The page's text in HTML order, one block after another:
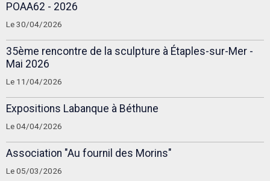
POAA62 - 2026
Le 30/04/2026
35ème rencontre de la sculpture à Étaples-sur-Mer -
Mai 2026
Le 11/04/2026
Expositions Labanque à Béthune
Le 04/04/2026
Association "Au fournil des Morins"
Le 05/03/2026